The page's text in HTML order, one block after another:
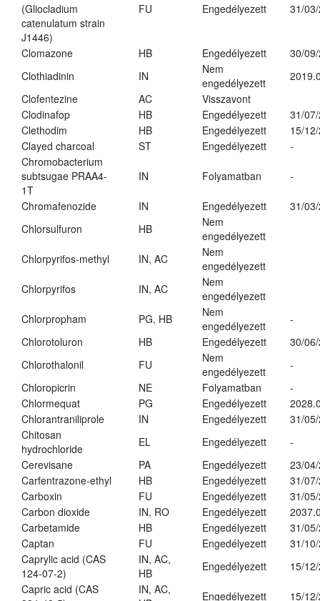
(Gliocladium
catenulatum strain
J1446)
FU Engedélyezett 31/
Clomazone HB Engedélyezett
30/
Clothiadinin
IN
Nem
engedélyezett
Clofentezine
AC
Visszavont
Clodinafop
HB Engedélyezett
31/
Clethodim
HB Engedélyezett
15/
Clayed charcoal
ST Engedélyezett
-
Chromobacterium
subtsugae PRAA4-
1T
IN Folyamatban -
Chromafenozide IN Engedélyezett
31/
Chlorsulfuron
HB
Nem
engedélyezett
Chlorpyrifos-methyl
IN, AC
Nem
engedélyezett
Chlorpyrifos
IN, AC
Nem
engedélyezett
Chlorpropham
PG, HB
Nem
engedélyezett
-
Chlorotoluron
HB Engedélyezett
30/
Chlorothalonil
FU
Nem
engedélyezett
-
Chloropicrin
NE Folyamatban
-
Chlormequat
PG Engedélyezett
Chlorantraniliprole
IN Engedélyezett
31/
Chitosan
hydrochloride
EL Engedélyezett
-
Cerevisane
PA Engedélyezett
23/
Carfentrazone-ethyl
HB Engedélyezett
31/
Carboxin
FU Engedélyezett
31/
Carbon dioxide
IN, RO Engedélyezett
Carbetamide
HB Engedélyezett
31/
Captan
FU Engedélyezett
31/
Caprylic acid (CAS
124-07-2)
IN, AC,
HB
Engedélyezett
15/
Capric acid (CAS
IN, AC,
Engedélyezett
15/